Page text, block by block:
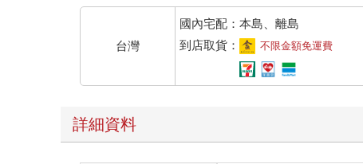
台灣
國內宅配：本島、離島
到店取貨：
不限金額免運費
詳細資料